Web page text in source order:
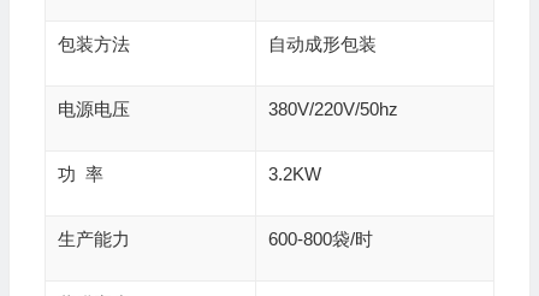
包装方法 自动成形包装
电源电压 380V/220V/50hz
功 率 3.2KW
生产能力 600-800袋/时